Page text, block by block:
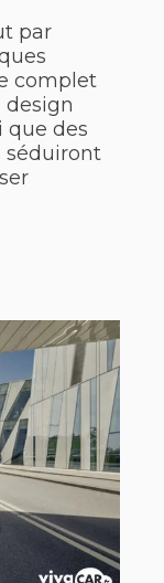
par
complet
que des
séduiront